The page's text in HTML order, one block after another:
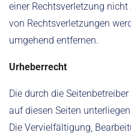
einer Rechtsverletzung
von Rechtsverletzungen
umgehend entfernen.
Urheberrecht
Die durch die
auf diesen Seiten
Die Vervielfältigung,